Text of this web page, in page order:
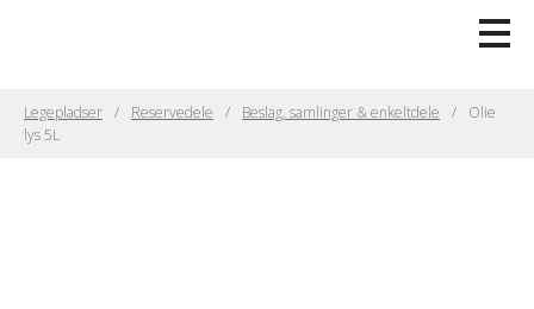
Legepladser Reservedele Beslag, samlinger & enkeltdele
Olie
lys 5L